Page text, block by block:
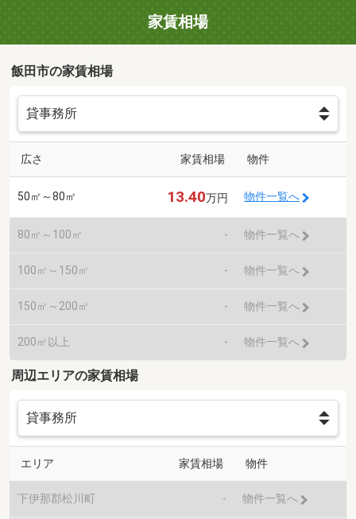
家賃相場
飯田市の家賃相場
広さ 家賃相場 物件
50㎡～80㎡ 13.40万円 物件一覧へ
80㎡～100㎡ - 物件一覧へ
100㎡～150㎡ - 物件一覧へ
150㎡～200㎡ - 物件一覧へ
200㎡以上 - 物件一覧へ
周辺エリアの家賃相場
エリア 家賃相場 物件
下伊那郡松川町 - 物件一覧へ